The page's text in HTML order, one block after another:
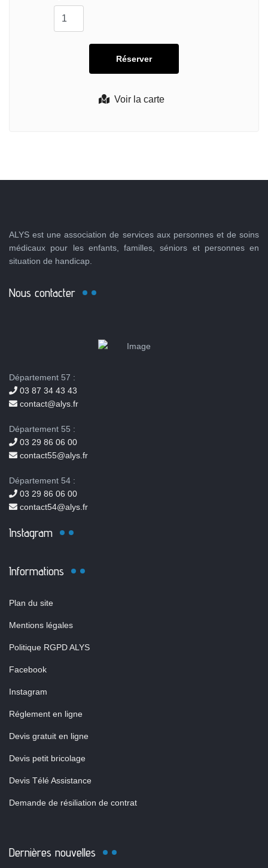
Voir la carte
ALYS est une association de services aux personnes et de soins
médicaux pour les enfants, familles, séniors et personnes en
situation de handicap.
Nous contacter
Département 57 :
03 87 34 43 43
contact@alys.fr
Département 55 :
03 29 86 06 00
contact55@alys.fr
Département 54 :
03 29 86 06 00
contact54@alys.fr
Instagram
Informations
Plan du site
Mentions légales
Politique RGPD ALYS
Facebook
Instagram
Réglement en ligne
Devis gratuit en ligne
Devis petit bricolage
Devis Télé Assistance
Demande de résiliation de contrat
Dernières nouvelles